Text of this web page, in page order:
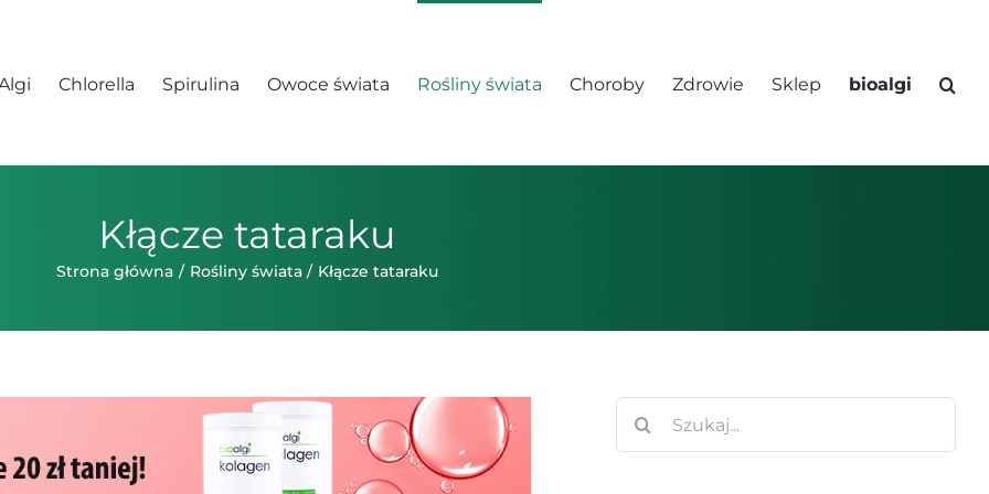
Chlorella Spirulina Owoce świata Rośliny świata Choroby Zdrowie Sklep bioalgi
Kłącze tataraku
Strona główna Rośliny świata Kłącze tataraku